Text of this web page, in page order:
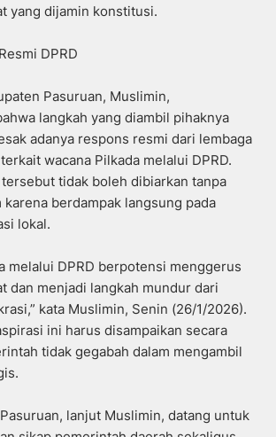
yang dijamin konstitusi.
DPRD
Pasuruan, Muslimin,
langkah yang diambil pihaknya
adanya respons resmi dari lembaga
wacana Pilkada melalui DPRD.
tidak boleh dibiarkan tanpa
karena berdampak langsung pada
lokal.
melalui DPRD berpotensi menggerus
dan menjadi langkah mundur dari
kata Muslimin, Senin (26/1/2026).
ini harus disampaikan secara
tidak gegabah dalam mengambil
lanjut Muslimin, datang untuk